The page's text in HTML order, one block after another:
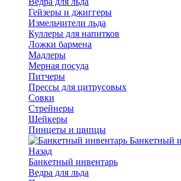
Гейзеры и джиггеры
Измельчители льда
Куллеры для напитков
Ложки бармена
Мадлеры
Мерная посуда
Питчеры
Прессы для цитрусовых
Совки
Стрейнеры
Шейкеры
Пинцеты и щипцы
Банкетный
Назад
Банкетный инвентарь
Ведра для льда